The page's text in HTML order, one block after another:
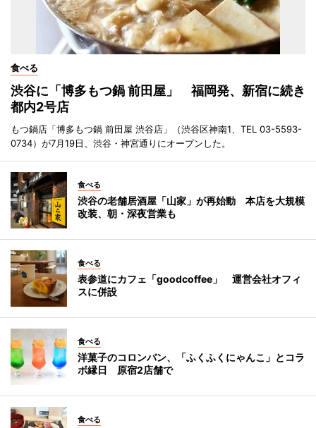
食べる
渋谷に「博多もつ鍋 前田屋」 福岡発、新宿に続き
都内2号店
もつ鍋店「博多もつ鍋 前田屋 渋谷店」（渋谷区神南1、TEL 03-5593-
0734）が7月19日、渋谷・神宮通りにオープンした。
食べる
渋谷の老舗居酒屋「山家」が再始動 本店を大規模
改装、朝・深夜営業も
食べる
表参道にカフェ「goodcoffee」 運営会社オフィ
スに併設
食べる
洋菓子のコロンバン、「ふくふくにゃんこ」とコラ
ボ縁日 原宿2店舗で
食べる